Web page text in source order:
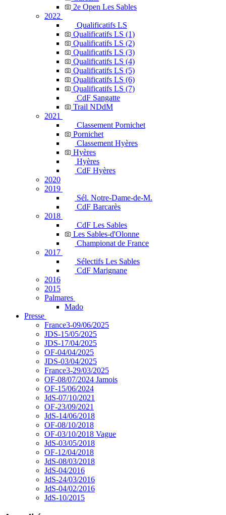
2e Open Les Sables
2022
Qualificatifs LS
Qualificatifs LS (1)
Qualificatifs LS (2)
Qualificatifs LS (3)
Qualificatifs LS (4)
Qualificatifs LS (5)
Qualificatifs LS (6)
Qualificatifs LS (7)
CdF Sangatte
Trail NDdM
2021
Classement Pornichet
Pornichet
Classement Hyères
Hyères
Hyères
CdF Hyères
2020
2019
Sél. Notre-Dame-de-M.
CdF Barcarès
2018
CdF Les Sables
Les Sables-d'Olonne
Championat de France
2017
Sélectifs Les Sables
CdF Marignane
2016
2015
Palmares
Mado
Presse
France3-09/06/2025
JDS-15/05/2025
JDS-17/04/2025
OF-04/04/2025
JDS-03/04/2025
France3-29/03/2025
OF-08/07/2024 Jamois
OF-15/06/2024
JdS-07/10/2021
OF-23/09/2021
JdS-14/06/2018
OF-08/10/2018
OF-03/10/2018 Vague
JdS-03/05/2018
OF-12/04/2018
JdS-08/03/2018
JdS-04/2016
JdS-24/03/2016
JdS-04/02/2016
JdS-10/2015